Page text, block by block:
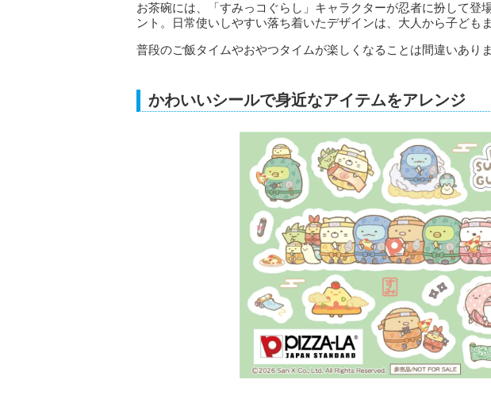
お茶碗には、「すみっコぐらし」キャラクターが忍者に扮して登
ント。日常使いしやすい落ち着いたデザインは、大人から子ども
普段のご飯タイムやおやつタイムが楽しくなることは間違いありま
かわいいシールで身近なアイテムをアレンジ